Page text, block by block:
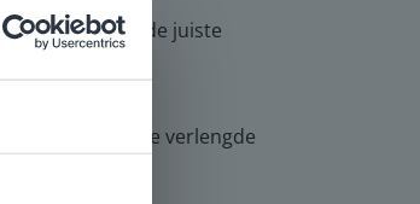
zijn om tot de juiste
die de verlengde